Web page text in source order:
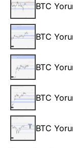
BTC
BTC
BTC
BTC
BTC